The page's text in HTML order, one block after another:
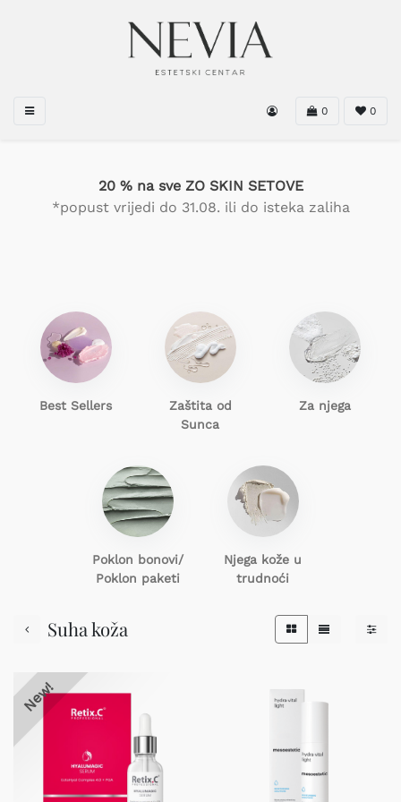
0 0
20 % na sve ZO SKIN SETOVE
*popust vrijedi do 31.08. ili do isteka zaliha
Best Sellers
Zaštita od
Sunca
Za njega
Poklon bonovi/
Poklon paketi
Njega kože u
trudnoći
Suha koža
New!